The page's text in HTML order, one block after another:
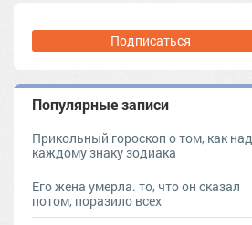
Подписаться
Популярные записи
Прикольный гороскоп о том, как
каждому знаку зодиака
Его жена умерла. то, что он сказал
потом, поразило всех